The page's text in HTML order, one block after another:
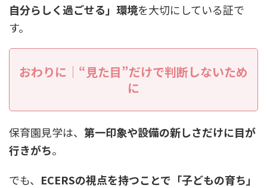
自分らしく過ごせる」環境を大切にしている証で
す。
おわりに｜“見た目”だけで判断しないため
に
保育園見学は、 第一印象や設備の新しさだけに目が
行きがち。
でも、 ECERSの視点を持つことで「子どもの育ち」